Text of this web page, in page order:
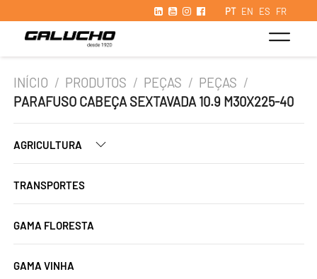
PT EN ES FR
INÍCIO / PRODUTOS / PEÇAS / PEÇAS /
PARAFUSO CABEÇA SEXTAVADA 10.9 M30X225-40
AGRICULTURA
TRANSPORTES
GAMA FLORESTA
GAMA VINHA